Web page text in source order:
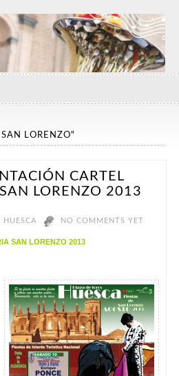
LORENZO"
CARTEL
LORENZO 2013
HUESCA NO COMMENTS YET
SAN LORENZO 2013